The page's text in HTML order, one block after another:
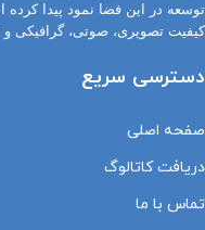
توسعه در این فضا نمود پیدا کرده
کیفیت تصویری، صوتی، گرافیکی و
دسترسی سریع
صفحه اصلی
دریافت کاتالوگ
تماس با ما